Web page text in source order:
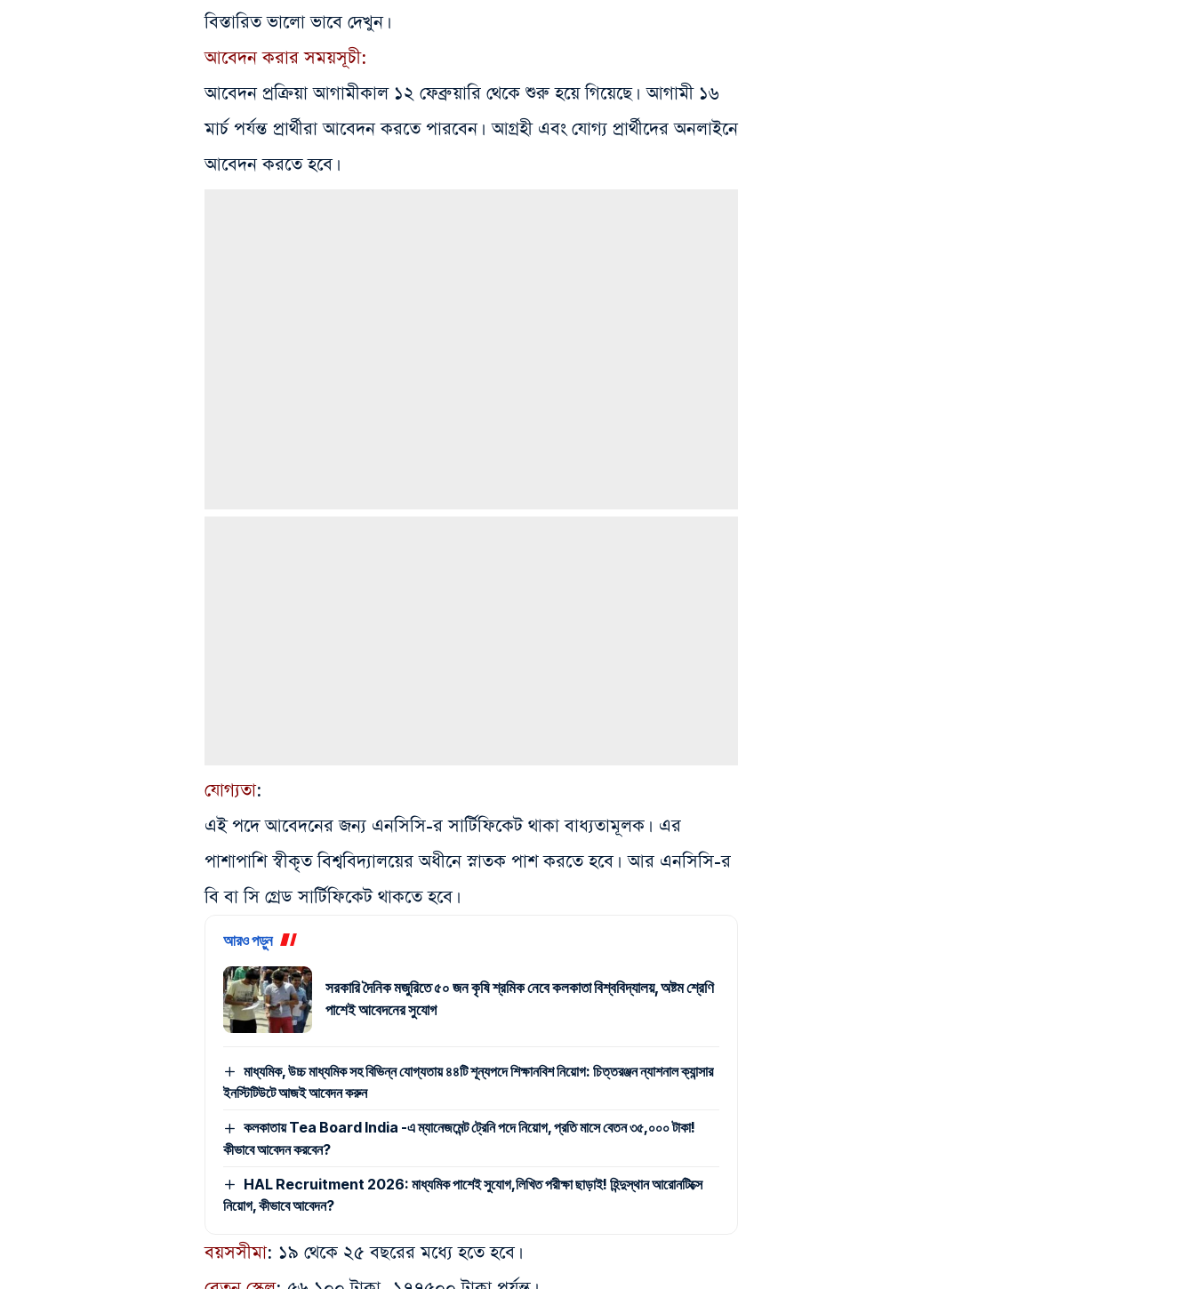
বিস্তারিত ভালো ভাবে দেখুন।
আবেদন করার সময়সূচী:
আবেদন প্রক্রিয়া আগামীকাল ১২ ফেব্রুয়ারি থেকে শুরু হয়ে গিয়েছে। আগামী ১৬
মার্চ পর্যন্ত প্রার্থীরা আবেদন করতে পারবেন। আগ্রহী এবং যোগ্য প্রার্থীদের অনলাইনে
আবেদন করতে হবে।
যোগ্যতা:
এই পদে আবেদনের জন্য এনসিসি-র সার্টিফিকেট থাকা বাধ্যতামূলক। এর
পাশাপাশি স্বীকৃত বিশ্ববিদ্যালয়ের অধীনে স্নাতক পাশ করতে হবে। আর এনসিসি-র
বি বা সি গ্রেড সার্টিফিকেট থাকতে হবে।
আরও পড়ুন
সরকারি দৈনিক মজুরিতে ৫০ জন কৃষি শ্রমিক নেবে কলকাতা বিশ্ববিদ্যালয়, অষ্টম শ্রেণি
পাশেই আবেদনের সুযোগ
মাধ্যমিক, উচ্চ মাধ্যমিক সহ বিভিন্ন যোগ্যতায় ৪৪টি শূন্যপদে শিক্ষানবিশ নিয়োগ: চিত্তরঞ্জন ন্যাশনাল ক্যান্সার
ইনস্টিটিউটে আজই আবেদন করুন
কলকাতায় Tea Board India -এ ম্যানেজমেন্ট ট্রেনি পদে নিয়োগ, প্রতি মাসে বেতন ৩৫,০০০ টাকা!
কীভাবে আবেদন করবেন?
HAL Recruitment 2026: মাধ্যমিক পাশেই সুযোগ,লিখিত পরীক্ষা ছাড়াই! হিন্দুস্থান আরোনটিক্সে
নিয়োগ, কীভাবে আবেদন?
বয়সসীমা: ১৯ থেকে ২৫ বছরের মধ্যে হতে হবে।